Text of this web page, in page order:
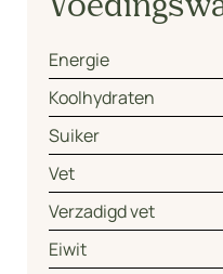
Energie
Koolhydraten
Suiker
Vet
Verzadigd vet
Eiwit